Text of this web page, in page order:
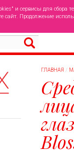
и сервисы для сбора
сайт. Продолжение
ГЛАВНАЯ